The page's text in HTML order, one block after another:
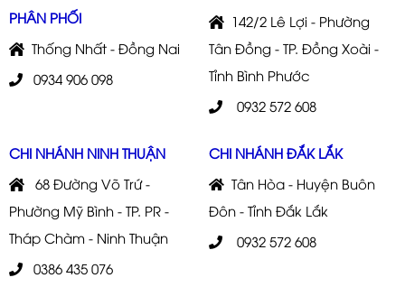
PHÂN PHỐI
Thống Nhất - Đồng Nai
0934 906 098
142/2 Lê Lợi - Phường
Tân Đồng - TP. Đồng Xoài -
Tỉnh Bình Phước
0932 572 608
CHI NHÁNH NINH THUẬN
68 Đường Võ Trứ -
Phường Mỹ Bình - TP. PR -
Tháp Chàm - Ninh Thuận
0386 435 076
CHI NHÁNH ĐẮK LẮK
Tân Hòa - Huyện Buôn
Đôn - Tỉnh Đắk Lắk
0932 572 608